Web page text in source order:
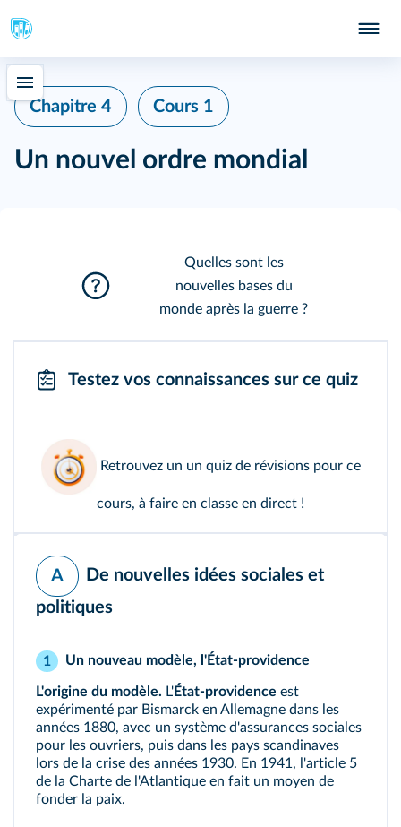
Chapitre 4 Cours 1
Un nouvel ordre mondial
Quelles sont les
nouvelles bases du
monde après la guerre ?
Testez vos connaissances sur ce quiz
Retrouvez un un quiz de révisionspour ce
cours, à faire en classe en direct !
A
De nouvelles idées sociales et
politiques
1 Un nouveau modèle, l'État-providence
L'origine du modèle. L'État-providence est
expérimenté par Bismarck en Allemagne dans les
années 1880, avec un système d'assurances sociales
pour les ouvriers, puis dans les pays scandinaves
lors de la crise des années 1930. En 1941, l'article 5
de la Charte de l'Atlantique en fait un moyen de
fonder la paix.